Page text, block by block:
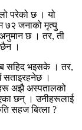
परेको छ । यो
७२ जनाको मृत्यु
छ । तर, ती
।
सहिद भइसके । तर,
।
अझै अस्पतालको
छन् । उनीहरूलाई
सहज बित्ला ?